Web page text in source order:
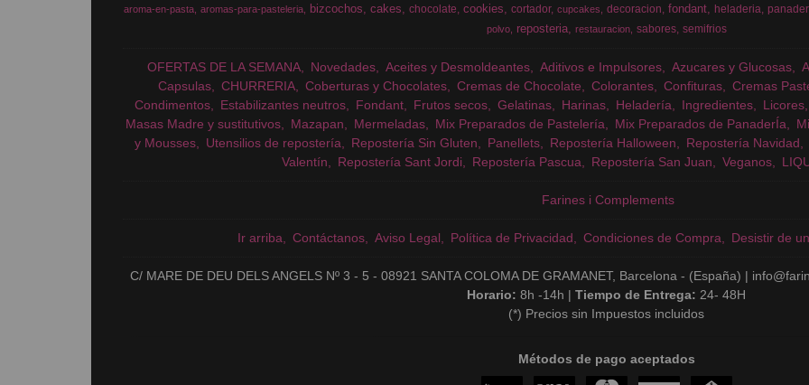
aroma-en-pasta aromas-para-pasteleria bizcochos cakes chocolate cookies cortador cupcakes decoracion fondant heladeria
polvo
reposteria restauracion sabores semifrios
OFERTAS DE LA SEMANA Novedades Aceites y Desmoldeantes Aditivos e Impulsores Azucares y Glucosas
Capsulas
CHURRERIA Coberturas y Chocolates Cremas de Chocolate Colorantes Confituras Cremas
Condimentos
Estabilizantes neutros Fondant Frutos secos Gelatinas Harinas Heladería Ingredientes Licores
Masas Madre y sustitutivos
Mazapan Mermeladas Mix Preparados de Pastelería Mix Preparados de PanaderÍa
y Mousses
Utensilios de repostería Repostería Sin Gluten Panellets Repostería Halloween Repostería Navidad
Valentín
Repostería Sant Jordi Repostería Pascua Repostería San Juan Veganos
Farines i Complements
Ir arriba Contáctanos Aviso Legal Política de Privacidad Condiciones de Compra Desistir de
C/ MARE DE DEU DELS ANGELS Nº 3 - 5 - 08921 SANTA COLOMA DE GRAMANET, Barcelona - (España) |
Horario:8h -14h |Tiempo de Entrega: 24- 48H
(*) Precios sin Impuestos incluidos
Métodos de pago aceptados